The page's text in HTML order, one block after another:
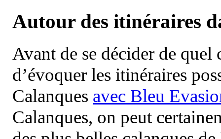
Autour des itinéraires
Avant de se décider de
d’évoquer les itinéraires
Calanques avec Bleu
Calanques, on peut